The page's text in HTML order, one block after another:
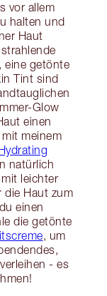
vor allem
halten und
Haut
eine getönte
Tint sind
Glow
einen
meinem
natürlich
leichter
die Haut zum
einen
die getönte
, um
- es